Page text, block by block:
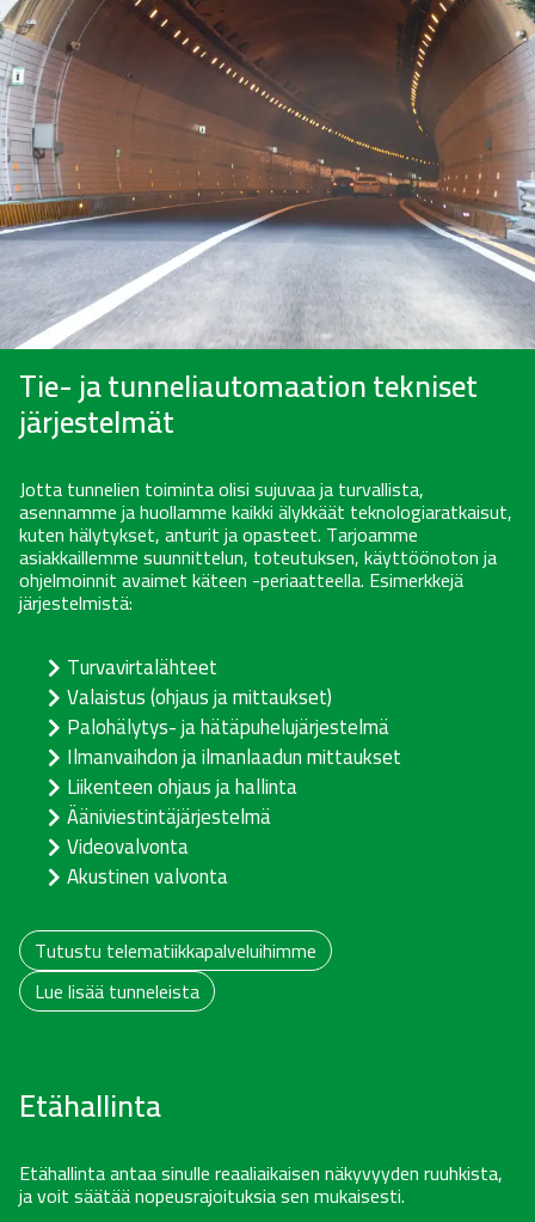
Tie- ja tunneliautomaation tekniset
järjestelmät
Jotta tunnelien toiminta olisi sujuvaa ja turvallista,
asennamme ja huollamme kaikki älykkäät teknologiaratkaisut,
kuten hälytykset, anturit ja opasteet. Tarjoamme
asiakkaillemme suunnittelun, toteutuksen, käyttöönoton ja
ohjelmoinnit avaimet käteen -periaatteella. Esimerkkejä
järjestelmistä:
Turvavirtalähteet
Valaistus (ohjaus ja mittaukset)
Palohälytys- ja hätäpuhelujärjestelmä
Ilmanvaihdon ja ilmanlaadun mittaukset
Liikenteen ohjaus ja hallinta
Ääniviestintäjärjestelmä
Videovalvonta
Akustinen valvonta
Tutustu telematiikkapalveluihimme
Lue lisää tunneleista
Etähallinta
Etähallinta antaa sinulle reaaliaikaisen näkyvyyden ruuhkista,
ja voit säätää nopeusrajoituksia sen mukaisesti.